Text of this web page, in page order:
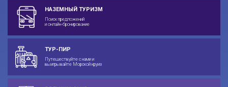
НАЗЕМНЫЙ ТУРИЗМ
Поиск предложений
и онлайн-бронирование
ТУР-ПИР
Путешествуйте с нами и
выигрывайте Морской круиз